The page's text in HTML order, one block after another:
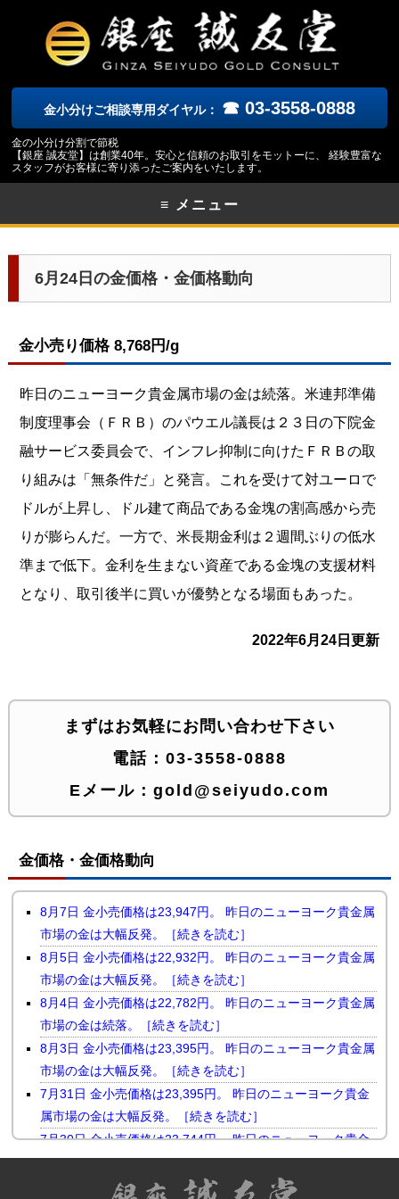
金小分けご相談専用ダイヤル： ☎ 03-3558-0888
金の小分け分割で節税
【銀座 誠友堂】は創業40年。安心と信頼のお取引をモットーに、 経験豊富な
スタッフがお客様に寄り添ったご案内をいたします。
≡ メニュー
6月24日の金価格・金価格動向
金小売り価格 8,768円/g
昨日のニューヨーク貴金属市場の金は続落。米連邦準備
制度理事会（ＦＲＢ）のパウエル議長は２３日の下院金
融サービス委員会で、インフレ抑制に向けたＦＲＢの取
り組みは「無条件だ」と発言。これを受けて対ユーロで
ドルが上昇し、ドル建て商品である金塊の割高感から売
りが膨らんだ。一方で、米長期金利は２週間ぶりの低水
準まで低下。金利を生まない資産である金塊の支援材料
となり、取引後半に買いが優勢となる場面もあった。
2022年6月24日更新
まずはお気軽にお問い合わせ下さい
電話： 03-3558-0888
Eメール： gold@seiyudo.com
金価格・金価格動向
8月7日 金小売価格は23,947円。 昨日のニューヨーク貴金属
市場の金は大幅反発。［続きを読む］
8月5日 金小売価格は22,932円。 昨日のニューヨーク貴金属
市場の金は大幅反発。［続きを読む］
8月4日 金小売価格は22,782円。 昨日のニューヨーク貴金属
市場の金は続落。［続きを読む］
8月3日 金小売価格は23,395円。 昨日のニューヨーク貴金属
市場の金は大幅反発。［続きを読む］
7月31日 金小売価格は23,395円。 昨日のニューヨーク貴金
属市場の金は大幅反発。［続きを読む］
7月30日 金小売価格は23,744円。 昨日のニューヨーク貴金
属市場の金は小幅続落。［続きを読む］
7月29日 金小売価格は23,510円。 昨日のニューヨーク貴金